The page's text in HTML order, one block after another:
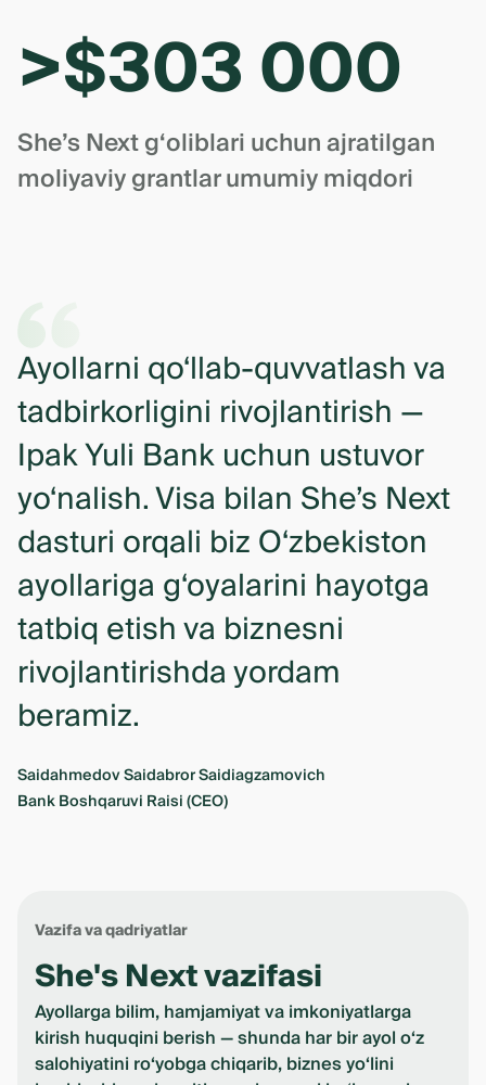
>$303 000
She’s Next g‘oliblari uchun ajratilgan
moliyaviy grantlar umumiy miqdori
Ayollarni qo‘llab-quvvatlash va
tadbirkorligini rivojlantirish —
Ipak Yuli Bank uchun ustuvor
yo‘nalish. Visa bilan She’s Next
dasturi orqali biz O‘zbekiston
ayollariga g‘oyalarini hayotga
tatbiq etish va biznesni
rivojlantirishda yordam
beramiz.
Saidahmedov Saidabror Saidiagzamovich
Bank Boshqaruvi Raisi (CEO)
Vazifa va qadriyatlar
She's Next vazifasi
Ayollarga bilim, hamjamiyat va imkoniyatlarga
kirish huquqini berish — shunda har bir ayol o‘z
salohiyatini ro‘yobga chiqarib, biznes yo‘lini